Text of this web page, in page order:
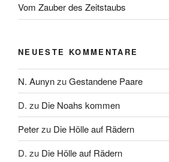
Vom Zauber des Zeitstaubs
NEUESTE KOMMENTARE
N. AunynzuGestandene Paare
D. zu Die Noahs kommen
Peterzu Die Hölle auf Rädern
D. zu Die Hölle auf Rädern